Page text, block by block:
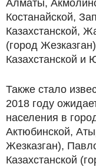
Алматы,
Костанайской,
Казахстанской,
(город
Казахстанской и
Также стало
2018 году
населения в
Актюбинской,
Жезказган),
Казахстанской